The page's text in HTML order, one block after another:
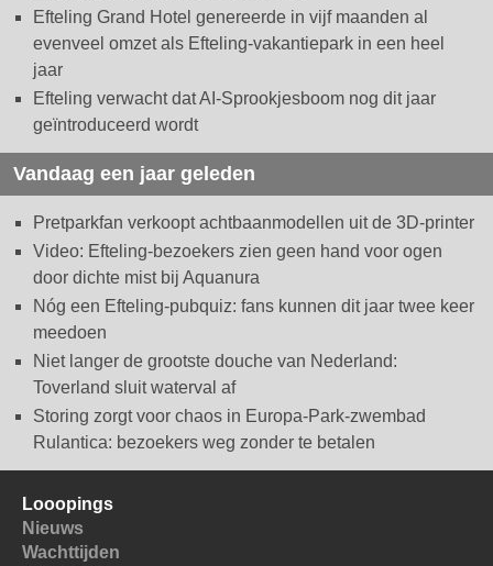
Efteling Grand Hotel genereerde in vijf maanden al
evenveel omzet als Efteling-vakantiepark in een heel
jaar
Efteling verwacht dat AI-Sprookjesboom nog dit jaar
geïntroduceerd wordt
Vandaag een jaar geleden
Pretparkfan verkoopt achtbaanmodellen uit de 3D-printer
Video: Efteling-bezoekers zien geen hand voor ogen
door dichte mist bij Aquanura
Nóg een Efteling-pubquiz: fans kunnen dit jaar twee keer
meedoen
Niet langer de grootste douche van Nederland:
Toverland sluit waterval af
Storing zorgt voor chaos in Europa-Park-zwembad
Rulantica: bezoekers weg zonder te betalen
Looopings
Nieuws
Wachttijden